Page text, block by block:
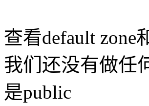
查看default zone
我们还没有做任
是public